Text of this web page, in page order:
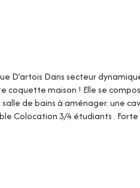
D’artois Dans secteur
coquette maison ! Elle se
de bains à aménager. une
Colocation 3/4 étudiants .